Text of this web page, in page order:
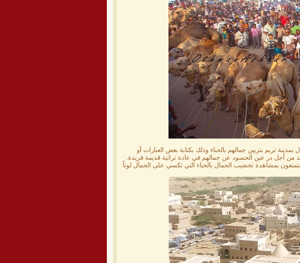
تريم بتزيين جمالهم بالحناء وذلك بكتابة بعض العبارات أو
من أجل در عين الحسود عن جمالهم في عادة تراثية قديمة فريدة.
بمشاهدة تخضيب الجمال بالحناء التي تكسي على الجمال لوناً